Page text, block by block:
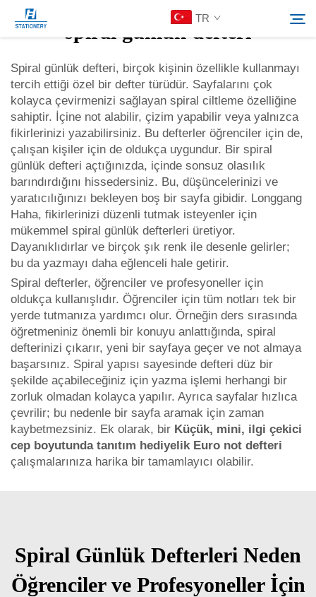
TR
Ürünler
Hakkımızda
Özelleştirilmiş Çözümler
Kaynaklar
Bize Ulaşın
Ara
spiral günlük defteri
Spiral günlük defteri, birçok kişinin özellikle kullanmayı
tercih ettiği özel bir defter türüdür. Sayfalarını çok
kolayca çevirmenizi sağlayan spiral ciltleme özelliğine
sahiptir. İçine not alabilir, çizim yapabilir veya yalnızca
fikirlerinizi yazabilirsiniz. Bu defterler öğrenciler için de,
çalışan kişiler için de oldukça uygundur. Bir spiral
günlük defteri açtığınızda, içinde sonsuz olasılık
barındırdığını hissedersiniz. Bu, düşüncelerinizi ve
yaratıcılığınızı bekleyen boş bir sayfa gibidir. Longgang
Haha, fikirlerinizi düzenli tutmak isteyenler için
mükemmel spiral günlük defterleri üretiyor.
Dayanıklıdırlar ve birçok şık renk ile desenle gelirler;
bu da yazmayı daha eğlenceli hale getirir.
Spiral defterler, öğrenciler ve profesyoneller için
oldukça kullanışlıdır. Öğrenciler için tüm notları tek bir
yerde tutmanıza yardımcı olur. Örneğin ders sırasında
öğretmeniniz önemli bir konuyu anlattığında, spiral
defterinizi çıkarır, yeni bir sayfaya geçer ve not almaya
başarsınız. Spiral yapısı sayesinde defteri düz bir
şekilde açabileceğiniz için yazma işlemi herhangi bir
zorluk olmadan kolayca yapılır. Ayrıca sayfalar hızlıca
çevrilir; bu nedenle bir sayfa aramak için zaman
kaybetmezsiniz. Ek olarak, bir Küçük, mini, ilgi çekici
cep boyutunda tanıtım hediyelik Euro not defteri
çalışmalarınıza harika bir tamamlayıcı olabilir.
Spiral Günlük Defterleri Neden
Öğrenciler ve Profesyoneller İçin